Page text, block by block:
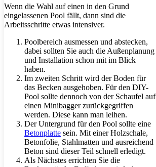
Wenn die Wahl auf einen in den Grund
eingelassenen Pool fällt, dann sind die
Arbeitsschritte etwas intensiver.
Poolbereich ausmessen und abstecken,
dabei sollten Sie auch die Außenplanung
und Installation schon mit im Blick
haben.
Im zweiten Schritt wird der Boden für
das Becken ausgehoben. Für den DIY-
Pool sollte dennoch von der Schaufel auf
einen Minibagger zurückgegriffen
werden. Diese kann man leihen.
Der Untergrund für den Pool sollte eine
Betonplatte sein. Mit einer Holzschale,
Betonfolie, Stahlmatten und ausreichend
Beton sind dieser Teil schnell erledigt.
Als Nächstes errichten Sie die